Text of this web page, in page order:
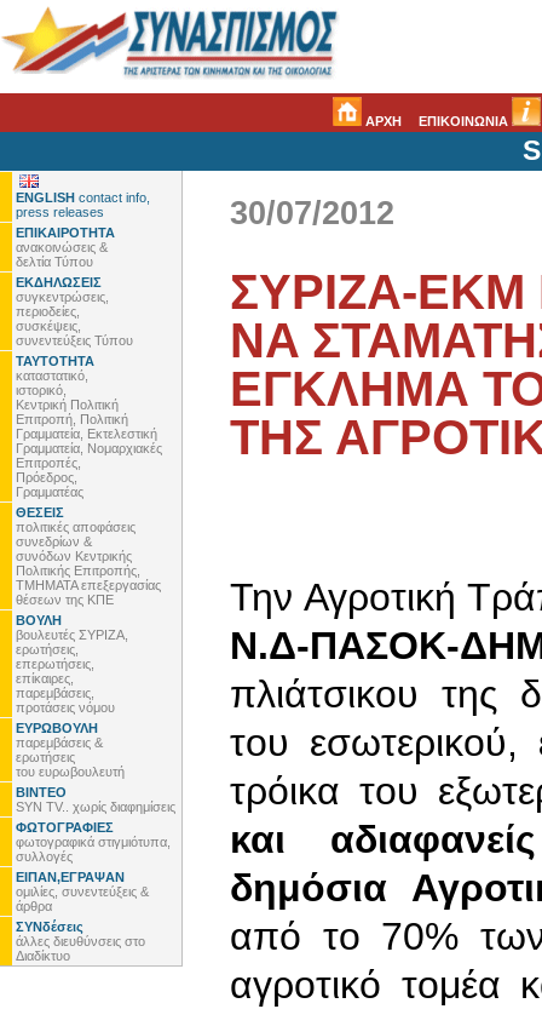
ΑΡΧΗ ΕΠΙΚΟΙΝΩΝΙΑ
ENGLISH contact info,
press releases
ΕΠΙΚΑΙΡΟΤΗΤΑ
ανακοινώσεις &
δελτία Τύπου
ΕΚΔΗΛΩΣΕΙΣ
συγκεντρώσεις,
περιοδείες,
συσκέψεις,
συνεντεύξεις Τύπου
ΤΑΥΤΟΤΗΤΑ
καταστατικό,
ιστορικό,
Κεντρική Πολιτική
Επιτροπή, Πολιτική
Γραμματεία, Εκτελεστική
Γραμματεία, Νομαρχιακές
Επιτροπές,
Πρόεδρος,
Γραμματέας
ΘΕΣΕΙΣ
πολιτικές αποφάσεις
συνεδρίων &
συνόδων Κεντρικής
Πολιτικής Επιτροπής,
ΤΜΗΜΑΤΑ επεξεργασίας
θέσεων της ΚΠΕ
ΒΟΥΛΗ
βουλευτές ΣΥΡΙΖΑ,
ερωτήσεις,
επερωτήσεις,
επίκαιρες,
παρεμβάσεις,
προτάσεις νόμου
ΕΥΡΩΒΟΥΛΗ
παρεμβάσεις &
ερωτήσεις
του ευρωβουλευτή
ΒΙΝΤΕΟ
SYN TV.. χωρίς διαφημίσεις
ΦΩΤΟΓΡΑΦΙΕΣ
φωτογραφικά στιγμιότυπα,
συλλογές
ΕΙΠΑΝ,ΕΓΡΑΨΑΝ
ομιλίες, συνεντεύξεις &
άρθρα
ΣΥΝδέσεις
άλλες διευθύνσεις στο
Διαδίκτυο
30/07/2012
ΣΥΡΙΖΑ-ΕΚΜ
NA
ΕΓΚΛΗΜΑ
ΤΗΣ
Την Αγροτική
Ν.Δ-ΠΑΣΟΚ-
πλιάτσικου της
του
τρόικα του
και
δημόσια
από το 70%
αγροτικό τομέα